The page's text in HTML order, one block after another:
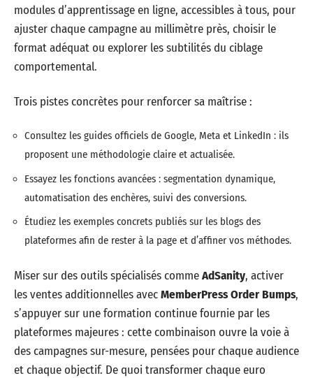
modules d’apprentissage en ligne, accessibles à tous, pour
ajuster chaque campagne au millimètre près, choisir le
format adéquat ou explorer les subtilités du ciblage
comportemental.
Trois pistes concrètes pour renforcer sa maîtrise :
Consultez les guides officiels de Google, Meta et LinkedIn : ils
proposent une méthodologie claire et actualisée.
Essayez les fonctions avancées : segmentation dynamique,
automatisation des enchères, suivi des conversions.
Étudiez les exemples concrets publiés sur les blogs des
plateformes afin de rester à la page et d’affiner vos méthodes.
Miser sur des outils spécialisés commeAdSanity, activer
les ventes additionnelles avecMemberPress Order Bumps,
s’appuyer sur une formation continue fournie par les
plateformes majeures : cette combinaison ouvre la voie à
des campagnes sur-mesure, pensées pour chaque audience
et chaque objectif. De quoi transformer chaque euro